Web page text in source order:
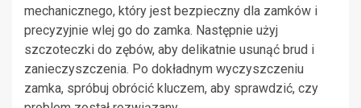
mechanicznego, który jest bezpieczny dla zamków i
precyzyjnie wlej go do zamka. Następnie użyj
szczoteczki do zębów, aby delikatnie usunąć brud i
zanieczyszczenia. Po dokładnym wyczyszczeniu
zamka, spróbuj obrócić kluczem, aby sprawdzić, czy